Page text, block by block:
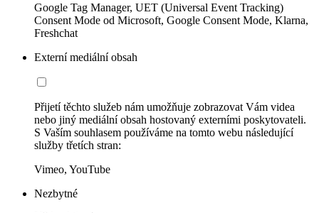
Google Tag Manager, UET (Universal Event Tracking)
Consent Mode od Microsoft, Google Consent Mode, Klarna,
Freshchat
Externí mediální obsah
Přijetí těchto služeb nám umožňuje zobrazovat Vám videa
nebo jiný mediální obsah hostovaný externími poskytovateli.
S Vaším souhlasem používáme na tomto webu následující
služby třetích stran:
Vimeo, YouTube
Nezbytné